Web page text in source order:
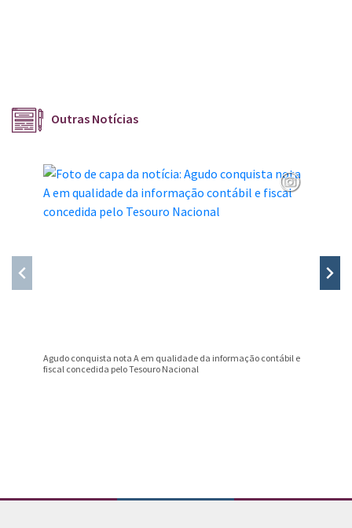
Outras Notícias
Agudo conquista nota A em qualidade da informação contábil e
fiscal concedida pelo Tesouro Nacional